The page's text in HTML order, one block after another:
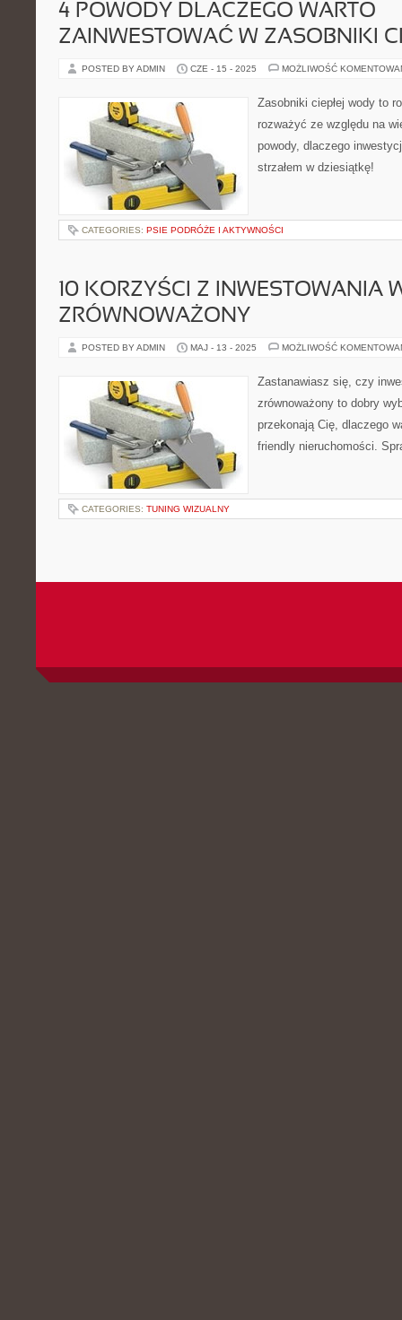
4 POWODY DLACZEGO WARTO
ZAINWESTOWAĆ W ZASOBNIKI
POSTED BY ADMIN CZE - 15 - 2025 MOŻLIWOŚĆ
Zasobniki ciepłej wody to
rozważyć ze względu na
powody, dlaczego
strzałem w dziesiątkę!
CATEGORIES: PSIE PODRÓŻE I AKTYWNOŚCI
10 KORZYŚCI Z INWESTOWANIA
ZRÓWNOWAŻONY
POSTED BY ADMIN MAJ - 13 - 2025 MOŻLIWOŚĆ
Zastanawiasz się, czy
zrównoważony to dobry
przekonają Cię, dlaczego
friendly nieruchomości.
CATEGORIES: TUNING WIZUALNY